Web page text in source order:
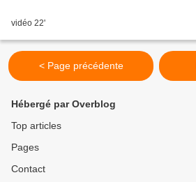
vidéo 22'
< Page précédente
Hébergé par Overblog
Top articles
Pages
Contact